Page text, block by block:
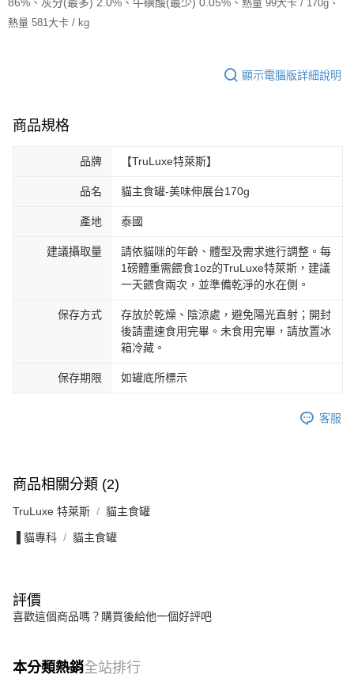
86%、灰分(最多) 2.0%、牛磺酸(最少) 0.05%、 熱量 99大卡 / 170g、
熱量 581大卡 / kg
顯示電腦版詳細說明
商品規格
品牌 【TruLuxe特萊斯】
品名 貓主食罐-美味伸展台170g
產地 泰國
建議攝取量
請依貓咪的年齡、體型及需求進行調整。每
1磅體重需餵食1oz的TruLuxe特萊斯，建議
一天餵食兩次，並準備乾淨的水在側。
保存方式
存放於乾燥、陰涼處，避免陽光直射；開封
後請盡速食用完畢。未食用完畢，請放置冰
箱冷藏。
保存期限 如罐底所標示
客服
商品相關分類 (2)
TruLuxe 特萊斯 貓主食罐
▐ 貓專科 貓主食罐
評價
喜歡這個商品嗎？購買後給他一個好評吧
本分類熱銷全站排行